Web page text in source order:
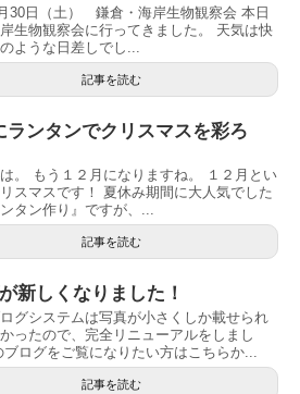
30日（土） 鎌倉・海岸生物観察会 本日
生物観察会に行ってきました。 天気は快
ような日差しでし...
記事を読む
ランタンでクリスマスを彩ろ
。 もう１２月になりますね。 １２月とい
スマスです！ 夏休み期間に大人気でした
ンタン作り』ですが、...
記事を読む
新しくなりました！
グシステムは写真が小さくしか載せられ
ったので、完全リニューアルをしまし
ログをご覧になりたい方はこちらか...
記事を読む